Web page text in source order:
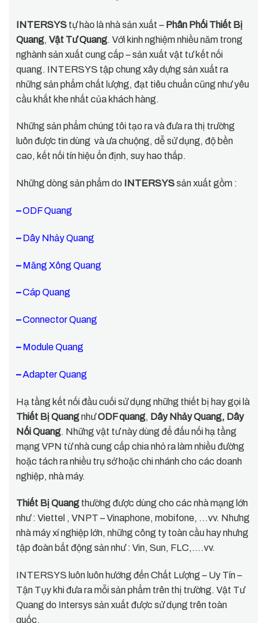
INTERSYS tự hào là nhà sản xuất – Phân Phối Thiết Bị
Quang, Vật Tư Quang. Với kinh nghiệm nhiều năm trong
nghành sản xuất cung cấp – sản xuất vật tư kết nối
quang. INTERSYS tập chung xây dựng sản xuất ra
những sản phẩm chất lượng, đạt tiêu chuẩn cũng như yêu
cầu khắt khe nhất của khách hàng.
Những sản phẩm chúng tôi tạo ra và đưa ra thị trường
luôn được tin dùng và ưa chuộng, dễ sử dụng, độ bền
cao, kết nối tín hiệu ổn định, suy hao thấp.
Những dòng sản phẩm do INTERSYSsản xuất gồm :
–ODF Quang
–Dây Nhảy Quang
–Măng Xông Quang
–Cáp Quang
–Connector Quang
–Module Quang
–Adapter Quang
Hạ tầng kết nối đầu cuối sử dụng những thiết bị hay gọi là
Thiết Bị QuangnhưODF quang, Dây Nhảy Quang, Dây
Nối Quang. Những vật tư này dùng để đấu nối hạ tầng
mạng VPN từ nhà cung cấp chia nhỏ ra làm nhiều đường
hoặc tách ra nhiều trụ sở hoặc chi nhánh cho các doanh
nghiệp, nhà máy.
Thiết Bị Quang thường được dùng cho các nhà mạng lớn
như : Viettel , VNPT – Vinaphone, mobifone, …vv. Nhưng
nhà máy xí nghiệp lớn, những công ty toàn cầu hay nhưng
tập đoàn bất động sản như : Vin, Sun, FLC,….vv.
INTERSYS luôn luôn hướng đến Chất Lượng – Uy Tín –
Tận Tụy khi đưa ra mỗi sản phẩm trên thị trường. Vật Tư
Quang do Intersys sản xuất được sử dụng trên toàn
quốc.